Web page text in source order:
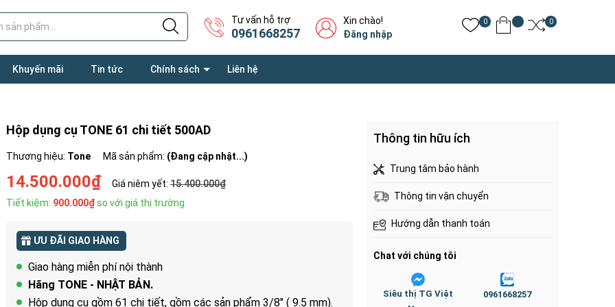
Tư vấn hỗ trợ
0961668257
Xin chào!
Đăng nhập
0 0
Khuyến mãi Tin tức Chính sách Liên hệ
Hộp dụng cụ TONE 61 chi tiết 500AD
Thương hiệu: Tone Mã sản phẩm: (Đang cập nhật...)
14.500.000₫ Giá niêm yết: 15.400.000₫
Tiết kiệm: 900.000₫so với giá thị trường
ƯU ĐÃI GIAO HÀNG
Giao hàng miễn phí nội thành
Hãng TONE - NHẬT BẢN.
Hộp dụng cụ gồm 61 chi tiết, gồm các sản phẩm 3/8" ( 9.5 mm).
Thông tin hữu ích
Trung tâm bảo hành
Thông tin vận chuyển
Hướng dẫn thanh toán
Chat với chúng tôi
Siêu thị TG Việt
0961668257